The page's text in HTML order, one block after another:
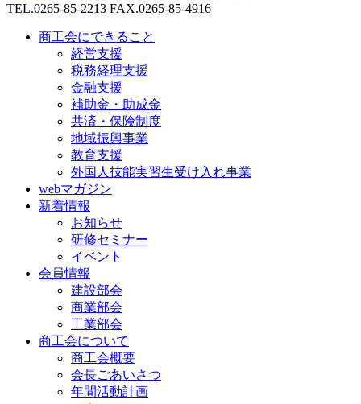
TEL.0265-85-2213 FAX.0265-85-4916
商工会にできること
経営支援
税務経理支援
金融支援
補助金・助成金
共済・保険制度
地域振興事業
教育支援
外国人技能実習生受け入れ事業
webマガジン
新着情報
お知らせ
研修セミナー
イベント
会員情報
建設部会
商業部会
工業部会
商工会について
商工会概要
会長ごあいさつ
年間活動計画